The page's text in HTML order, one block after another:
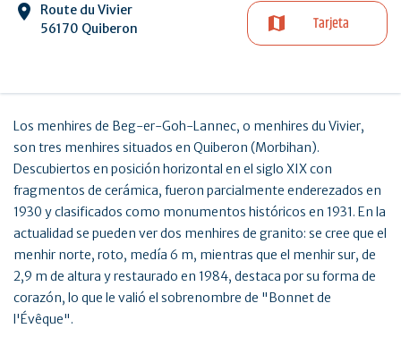
Route du Vivier
56170 Quiberon
Tarjeta
Los menhires de Beg-er-Goh-Lannec, o menhires du Vivier,
son tres menhires situados en Quiberon (Morbihan).
Descubiertos en posición horizontal en el siglo XIX con
fragmentos de cerámica, fueron parcialmente enderezados en
1930 y clasificados como monumentos históricos en 1931. En la
actualidad se pueden ver dos menhires de granito: se cree que el
menhir norte, roto, medía 6 m, mientras que el menhir sur, de
2,9 m de altura y restaurado en 1984, destaca por su forma de
corazón, lo que le valió el sobrenombre de "Bonnet de
l'Évêque".